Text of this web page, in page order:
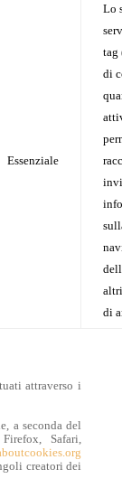
Essenziale
Lo
tag
di
di
attraverso i
a seconda del
Safari,
creatori dei